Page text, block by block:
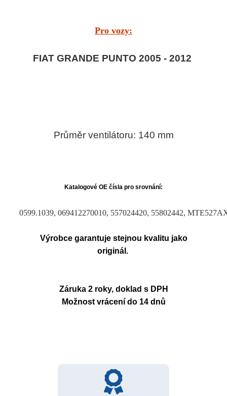
Pro vozy:
FIAT GRANDE PUNTO 2005 - 2012
Průměr ventilátoru: 140 mm
Katalogové OE čísla pro srovnání:
0599.1039, 069412270010, 557024420, 55802442,
Výrobce garantuje stejnou kvalitu jako
originál.
Záruka 2 roky, doklad s DPH
Možnost vrácení do 14 dnů